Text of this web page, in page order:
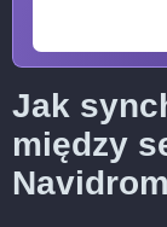
Jak
między